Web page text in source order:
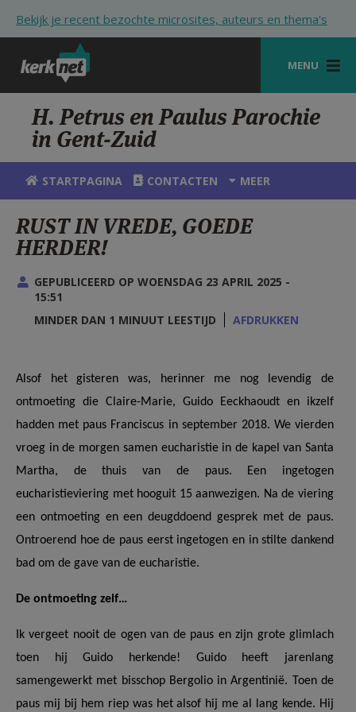
Bekijk je recent bezochte microsites, auteurs en thema's
MENU
STARTPAGINA
KERK
VIERINGEN
ZOEKEN
HULP
STARTPAGINA PORTAAL
AANMELDEN OF REGISTREREN
H. Petrus en Paulus Parochie
in Gent-Zuid
STARTPAGINA CONTACTEN MEER
RUST IN VREDE, GOEDE
HERDER!
GEPUBLICEERD OP WOENSDAG 23 APRIL 2025 -
15:51
MINDER DAN 1 MINUUT LEESTIJD
AFDRUKKEN
Alsof het gisteren was, herinner me nog levendig de
ontmoeting die Claire-Marie, Guido Eeckhaoudt en ikzelf
hadden met paus Franciscus in september 2018. We vierden
vroeg in de morgen samen eucharistie in de kapel van Santa
Martha, de thuis van de paus. Een ingetogen
eucharistieviering met hooguit 15 aanwezigen. Na de viering
een ontmoeting en een deugddoend gesprek met de paus.
Ontroerend hoe de paus eerst ingetogen en in stilte dankend
bad om de gave van de eucharistie.
De ontmoeting zelf…
Ik vergeet nooit de ogen van de paus en zijn grote glimlach
toen hij Guido herkende! Guido heeft jarenlang
samengewerkt met bisschop Bergolio in Argentinië. Toen de
paus mij bij hem riep was het alsof hij me al lang kende. Hij